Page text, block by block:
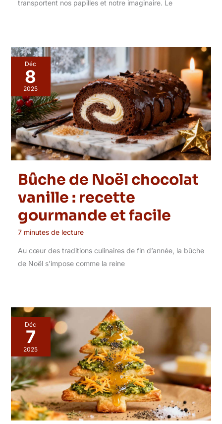
transportent nos papilles et notre imaginaire. Le
Déc
8
2025
Bûche de Noël chocolat
vanille : recette
gourmande et facile
7 minutes de lecture
Au cœur des traditions culinaires de fin d’année, la bûche
de Noël s’impose comme la reine
Déc
7
2025